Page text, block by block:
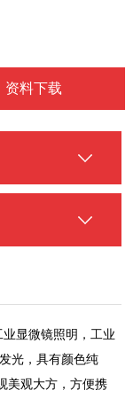
资料下载
显微镜照明，工业
光，具有颜色纯
美观大方，方便携